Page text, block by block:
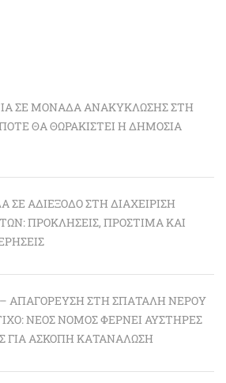
ΣΕ ΜΟΝΆΔΑ ΑΝΑΚΎΚΛΩΣΗΣ ΣΤΗ
ΘΑ ΘΩΡΑΚΙΣΤΕΊ Η ΔΗΜΌΣΙΑ
ΣΕ ΑΔΙΈΞΟΔΟ ΣΤΗ ΔΙΑΧΕΊΡΙΣΗ
ΠΡΟΚΛΉΣΕΙΣ, ΠΡΌΣΤΙΜΑ ΚΑΙ
ΑΠΑΓΌΡΕΥΣΗ ΣΤΗ ΣΠΑΤΆΛΗ ΝΕΡΟΎ
ΝΈΟΣ ΝΌΜΟΣ ΦΈΡΝΕΙ ΑΥΣΤΗΡΈΣ
ΓΙΑ ΆΣΚΟΠΗ ΚΑΤΑΝΆΛΩΣΗ